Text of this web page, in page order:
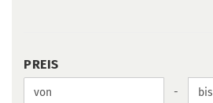
PREIS
PREIS
Preis bis -